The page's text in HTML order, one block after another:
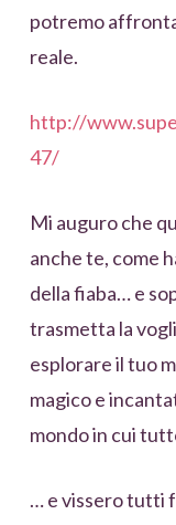
potremo
reale.
http://
47/
Mi auguro che
anche te, come
della fiaba… e
trasmetta la
esplorare il tuo
magico e
mondo in cui
… e vissero tutti